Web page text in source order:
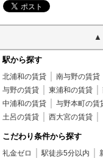
駅から探す
北浦和の賃貸 南与野の賃貸
与野の賃貸
東浦和の賃貸
中浦和の賃貸
与野本町の賃
土呂の賃貸
西大宮の賃貸
こだわり条件から探す
礼金ゼロ 駅徒歩5分以内